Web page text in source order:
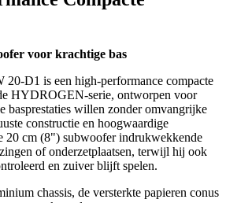
voor krachtige bas
D1 is een high-performance compacte
HYDROGEN-serie, ontworpen voor
basprestaties willen zonder omvangrijke
constructie en hoogwaardige
20 cm (8") subwoofer indrukwekkende
of onderzetplaatsen, terwijl hij ook
en zuiver blijft spelen.
chassis, de versterkte papieren conus